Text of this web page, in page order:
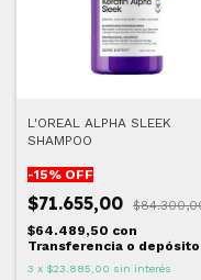
L'OREAL ALPHA SLEEK
SHAMPOO
-15% OFF
$71.655,00
$64.489,50 con
Transferencia o depósito
3 x $23.885,00 sin interés